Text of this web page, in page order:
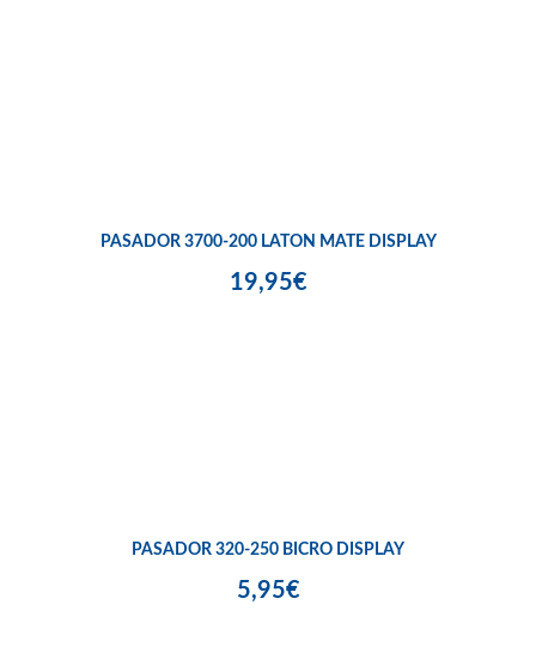
PASADOR 3700-200 LATON MATE DISPLAY
19,95€
PASADOR 320-250 BICRO DISPLAY
5,95€